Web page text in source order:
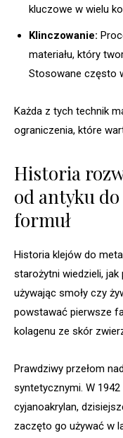
kluczowe w wielu
Klinczowanie:
materiału, który
Stosowane często
Każda z tych technik
ograniczenia, które
Historia
od antyku
formuł
Historia klejów do
starożytni wiedzieli, jak
używając smoły czy
powstawać pierwsze
kolagenu ze skór
Prawdziwy przełom
syntetycznymi. W
cyjanoakrylan,
zaczęto go używać w